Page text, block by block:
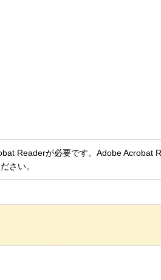
Readerが必要です。Adobe Acrobat
さい。